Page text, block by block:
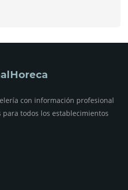
con información profesional
para todos los establecimientos